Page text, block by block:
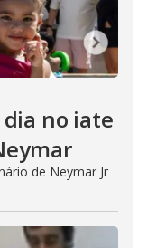
no iate
de Neymar Jr